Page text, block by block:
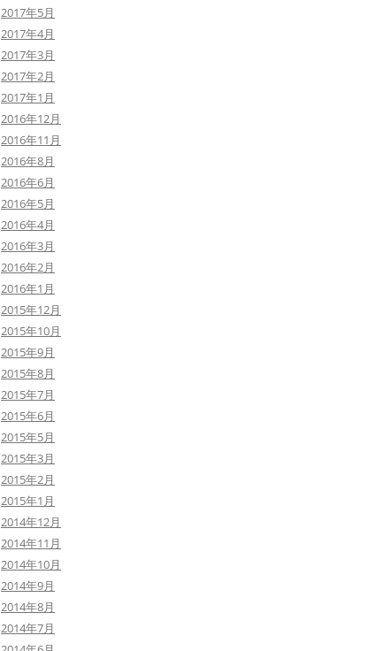
2017年5月
2017年4月
2017年3月
2017年2月
2017年1月
2016年12月
2016年11月
2016年8月
2016年6月
2016年5月
2016年4月
2016年3月
2016年2月
2016年1月
2015年12月
2015年10月
2015年9月
2015年8月
2015年7月
2015年6月
2015年5月
2015年3月
2015年2月
2015年1月
2014年12月
2014年11月
2014年10月
2014年9月
2014年8月
2014年7月